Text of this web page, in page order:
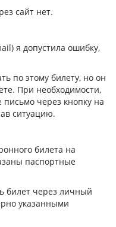
сайт нет.
я допустила ошибку,
по этому билету, но он
При необходимости,
через кнопку на
ситуацию.
билета на
паспортные
билет через личный
указанными